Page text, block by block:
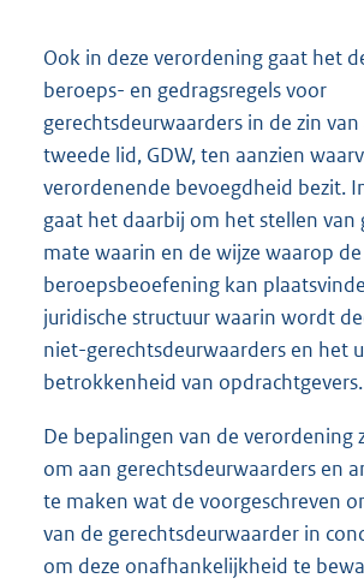
Ook in deze verordening gaat het
beroeps- en gedragsregels voor
gerechtsdeurwaarders in de zin
tweede lid, GDW, ten aanzien
verordenende bevoegdheid bezit.
gaat het daarbij om het stellen van
mate waarin en de wijze waarop de
beroepsbeoefening kan
juridische structuur waarin wordt
niet-gerechtsdeurwaarders en het
betrokkenheid van opdrachtgevers.
De bepalingen van de verordening
om aan gerechtsdeurwaarders en
te maken wat de voorgeschreven
van de gerechtsdeurwaarder in
om deze onafhankelijkheid te